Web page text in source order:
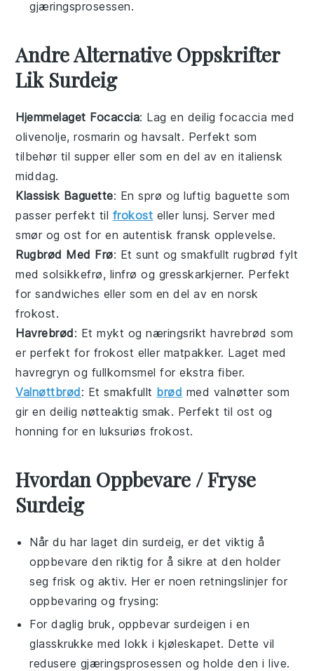
gjæringsprosessen.
Andre Alternative Oppskrifter
Lik Surdeig
Hjemmelaget Focaccia: Lag en deiligfocaccia med
olivenolje,rosmarin oghavsalt. Perfekt som
tilbehør til supper eller som en del av en italiensk
middag.
Klassisk Baguette: En sprø og luftig baguette som
passer perfekt til frokost eller lunsj. Server med
smør ogost for en autentisk fransk opplevelse.
Rugbrød Med Frø: Et sunt og smakfulltrugbrød fylt
medsolsikkefrø, linfrø og gresskarkjerner. Perfekt
forsandwiches eller som en del av ennorsk
frokost.
Havrebrød: Et mykt og næringsrikthavrebrød som
er perfekt for frokost eller matpakker. Laget med
havregryn og fullkornsmel for ekstra fiber.
Valnøttbrød: Et smakfullt brød med valnøtter som
gir en deilignøtteaktig smak. Perfekt til ost og
honning for en luksuriøs frokost.
Hvordan Oppbevare / Fryse
Surdeig
Når du har laget din surdeig, er det viktig å
oppbevare den riktig for å sikre at den holder
seg frisk og aktiv. Her er noen retningslinjer for
oppbevaring og frysing:
For daglig bruk, oppbevarsurdeigen i en
glasskrukke med lokk i kjøleskapet. Dette vil
redusere gjæringsprosessen og holde den i live.